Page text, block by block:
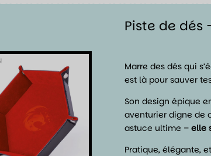
Piste de dés
Marre des dés qui
est là pour sauver
Son design épique
aventurier digne de
astuce ultime – elle
Pratique, élégante,